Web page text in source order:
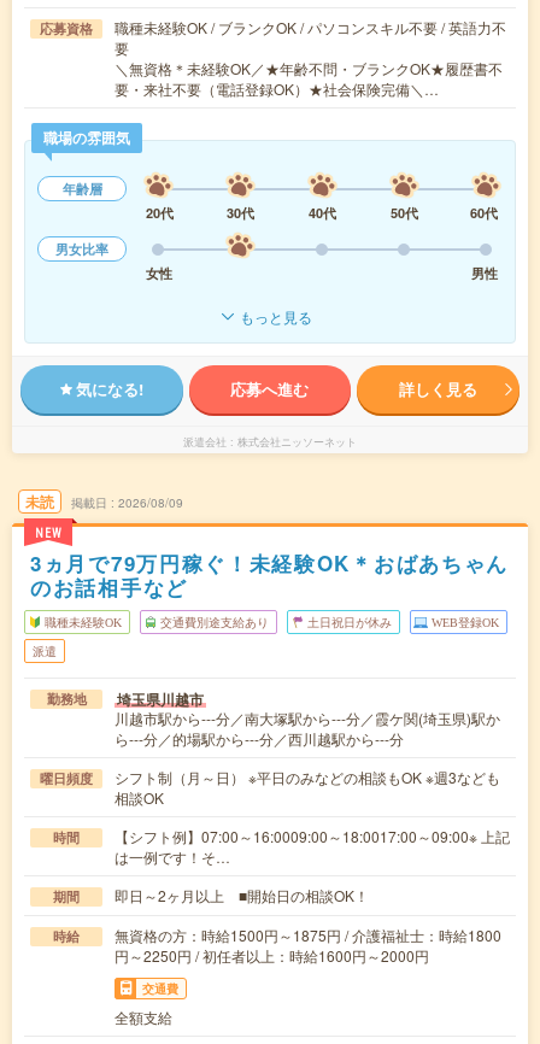
応募資格
職種未経験OK / ブランクOK / パソコンスキル不要 / 英語力不
要
＼無資格＊未経験OK／★年齢不問・ブランクOK★履歴書不
要・来社不要（電話登録OK）★社会保険完備＼…
職場の雰囲気
年齢層
20代
30代 40代 50代
60代
男女比率
女性
男性
もっと見る
気になる! 応募へ進む 詳しく見る
派遣会社 株式会社ニッソーネット
未読
NEW
掲載日 2026/08/09
3ヵ月で79万円稼ぐ！未経験OK＊おばあちゃん
のお話相手など
職種未経験OK 交通費別途支給あり 土日祝日が休み WEB登録OK
派遣
勤務地 埼玉県川越市
川越市駅から---分／南大塚駅から---分／霞ケ関(埼玉県)駅か
ら---分／的場駅から---分／西川越駅から---分
曜日頻度
シフト制（月～日） ※平日のみなどの相談もOK ※週3なども
相談OK
時間
【シフト例】07:00～16:0009:00～18:0017:00～09:00※ 上記
は一例です！そ…
期間 即日～2ヶ月以上 ■開始日の相談OK！
時給
無資格の方：時給1500円～1875円 / 介護福祉士：時給1800
円～2250円 / 初任者以上：時給1600円～2000円
交通費
全額支給